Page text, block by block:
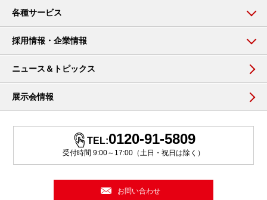
各種サービス
採用情報・企業情報
ニュース＆トピックス
展示会情報
TEL:0120-91-5809
受付時間 9:00～17:00（土日・祝日は除く）
お問い合わせ